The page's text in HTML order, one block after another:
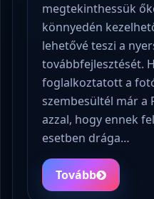
megtekinthessük
könnyedén
lehetővé teszi a
továbbfejlesztését.
foglalkoztatott a
szembesültél már a
azzal, hogy ennek
esetben drága…
Tovább